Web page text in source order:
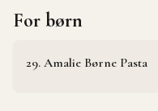
For børn
29. Amalie Børne Pasta